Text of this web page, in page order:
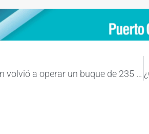
Puerto Quequén volvió a operar un buque de 235 metros de eslora